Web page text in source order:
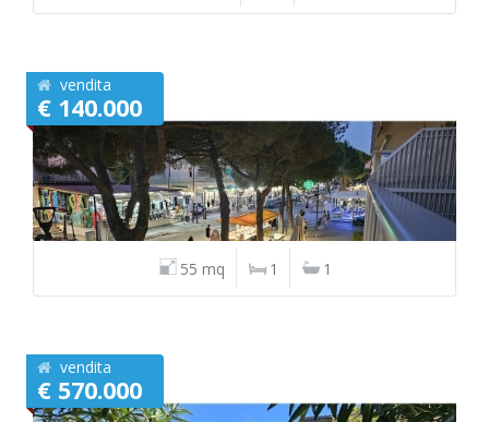
vendita
€ 140.000
55 mq 1 1
vendita
€ 570.000